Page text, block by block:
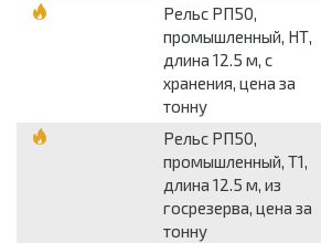
Рельс РП50,
промышленный, НТ,
длина 12.5 м, с
хранения, цена за
тонну
Рельс РП50,
промышленный, Т1,
длина 12.5 м, из
госрезерва, цена за
тонну